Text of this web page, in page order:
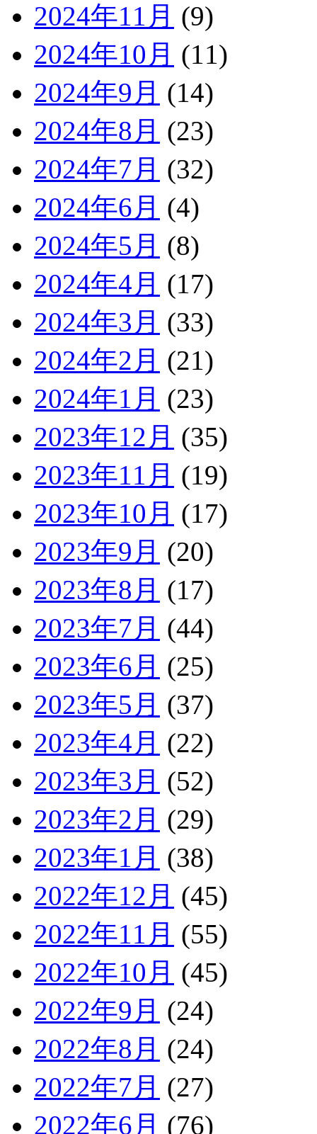
2024年11月 (9)
2024年10月 (11)
2024年9月 (14)
2024年8月 (23)
2024年7月 (32)
2024年6月 (4)
2024年5月 (8)
2024年4月 (17)
2024年3月 (33)
2024年2月 (21)
2024年1月 (23)
2023年12月 (35)
2023年11月 (19)
2023年10月 (17)
2023年9月 (20)
2023年8月 (17)
2023年7月 (44)
2023年6月 (25)
2023年5月 (37)
2023年4月 (22)
2023年3月 (52)
2023年2月 (29)
2023年1月 (38)
2022年12月 (45)
2022年11月 (55)
2022年10月 (45)
2022年9月 (24)
2022年8月 (24)
2022年7月 (27)
2022年6月 (76)